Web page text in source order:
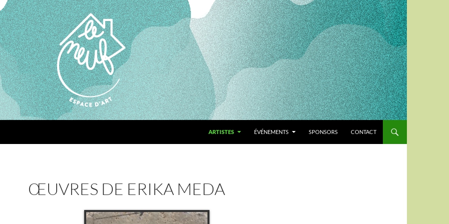
ARTISTES ÉVÉNEMENTS SPONSORS CONTACT
ŒUVRES DE ERIKA MEDA